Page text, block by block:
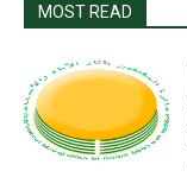
MOST READ